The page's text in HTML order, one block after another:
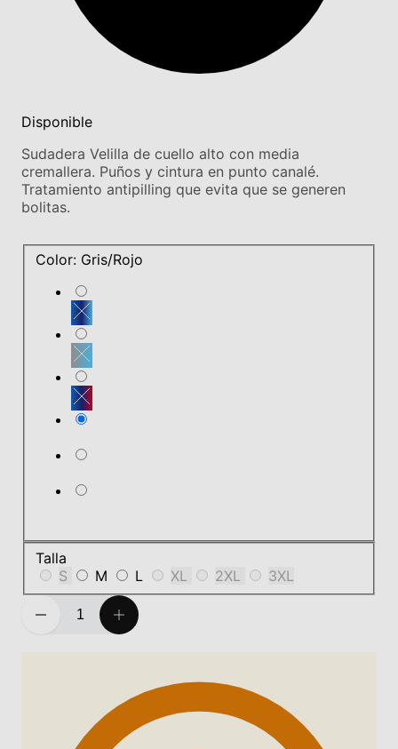
Disponible
Sudadera Velilla de cuello alto con media
cremallera. Puños y cintura en punto canalé.
Tratamiento antipilling que evita que se generen
bolitas.
Color: Gris/Rojo
Talla
S
M L XL 2XL 3XL